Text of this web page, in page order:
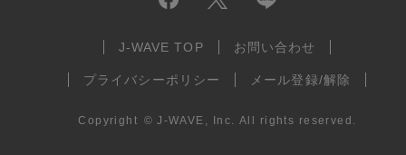
J-WAVE TOP お問い合わせ
プライバシーポリシー メール登録/解除
Copyright © J-WAVE, Inc. All rights reserved.